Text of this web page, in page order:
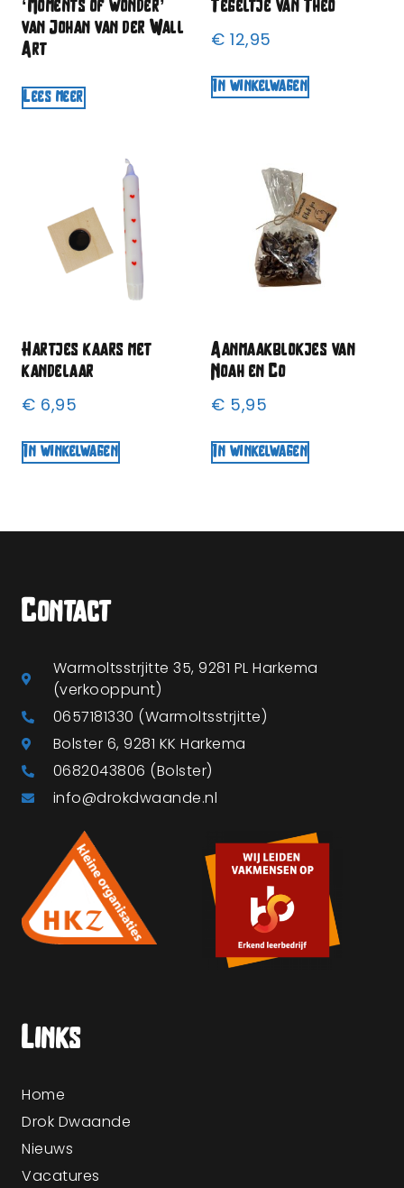
‘Moments of wonder’
van Johan van der Wall
Art
Lees meer
Tegeltje van Theo
€ 12,95
In winkelwagen
Hartjes kaars met
kandelaar
€ 6,95
In winkelwagen
Aanmaakblokjes van
Noah en Co
€ 5,95
In winkelwagen
Contact
Warmoltsstrjitte 35, 9281 PL Harkema
(verkooppunt)
0657181330 (Warmoltsstrjitte)
Bolster 6, 9281 KK Harkema
0682043806 (Bolster)
info@drokdwaande.nl
Links
Home
Drok Dwaande
Nieuws
Vacatures